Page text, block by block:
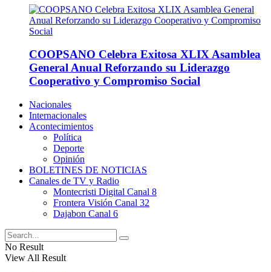
COOPSANO Celebra Exitosa XLIX Asamblea
General Anual Reforzando su Liderazgo
Cooperativo y Compromiso Social
Nacionales
Internacionales
Acontecimientos
Política
Deporte
Opinión
BOLETINES DE NOTICIAS
Canales de TV y Radio
Montecristi Digital Canal 8
Frontera Visión Canal 32
Dajabon Canal 6
No Result
View All Result